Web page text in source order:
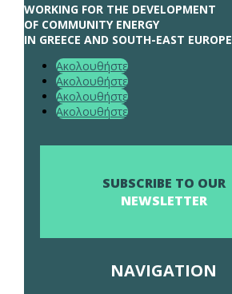
WORKING FOR THE DEVELOPMENT
OF COMMUNITY ENERGY
IN GREECE AND SOUTH-EAST EUROPE
Ακολουθήστε
Ακολουθήστε
Ακολουθήστε
Ακολουθήστε
SUBSCRIBE TO OUR
NEWSLETTER
NAVIGATION